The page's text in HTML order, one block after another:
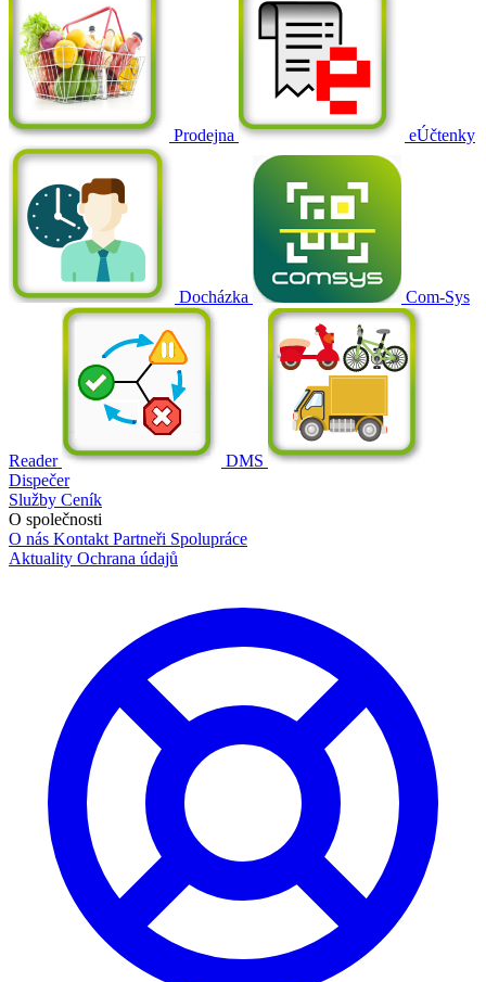
Prodejna eÚčtenky
Docházka Com-Sys
Reader
DMS
Dispečer
Služby Ceník
O společnosti
O nás Kontakt Partneři Spolupráce
Aktuality Ochrana údajů